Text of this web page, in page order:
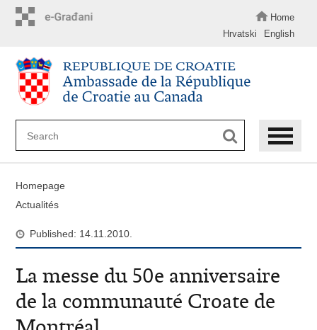
Home
Hrvatski
English
Homepage
Actualités
Published: 14.11.2010.
La messe du 50e anniversaire
de la communauté Croate de